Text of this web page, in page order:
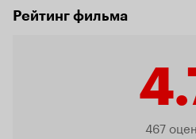
Рейтинг фильма
467